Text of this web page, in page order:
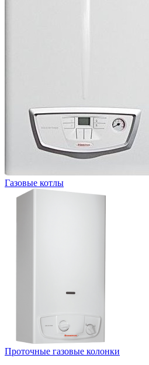
Газовые котлы
Проточные газовые колонки